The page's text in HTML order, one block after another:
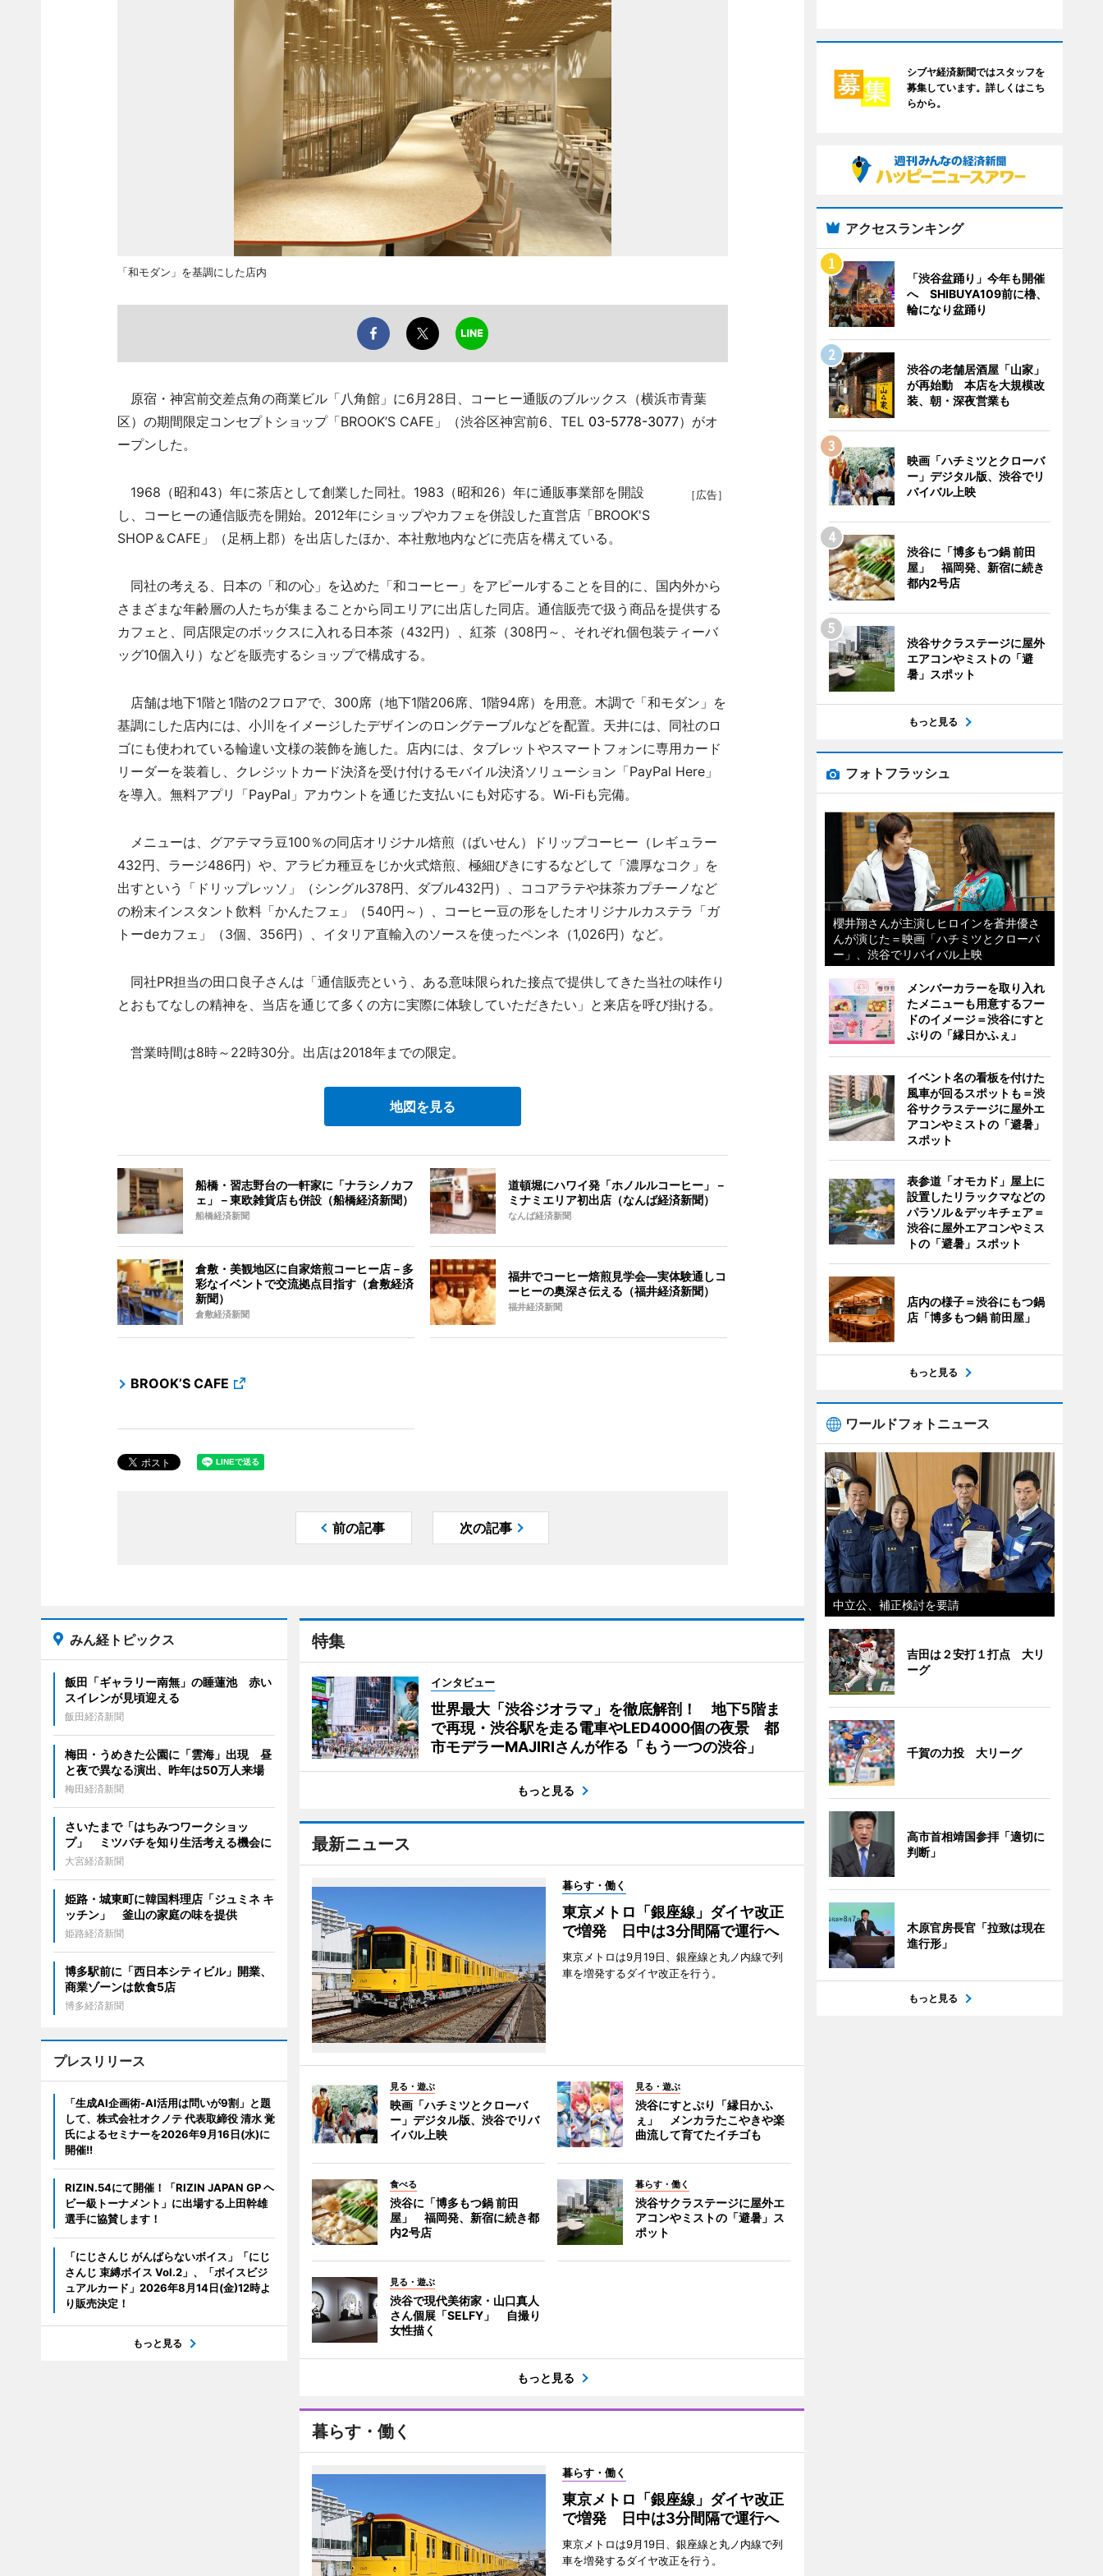
「和モダン」を基調にした店内
原宿・神宮前交差点角の商業ビル「八角館」に6月28日、コーヒー通販のブルックス（横浜市青葉
区）の期間限定コンセプトショップ「BROOK’S CAFE」（渋谷区神宮前6、TEL 03-5778-3077）がオ
ープンした。
［広告］
1968（昭和43）年に茶店として創業した同社。1983（昭和26）年に通販事業部を開設
し、コーヒーの通信販売を開始。2012年にショップやカフェを併設した直営店「BROOK'S
SHOP＆CAFE」（足柄上郡）を出店したほか、本社敷地内などに売店を構えている。
同社の考える、日本の「和の心」を込めた「和コーヒー」をアピールすることを目的に、国内外から
さまざまな年齢層の人たちが集まることから同エリアに出店した同店。通信販売で扱う商品を提供する
カフェと、同店限定のボックスに入れる日本茶（432円）、紅茶（308円～、それぞれ個包装ティーバ
ッグ10個入り）などを販売するショップで構成する。
店舗は地下1階と1階の2フロアで、300席（地下1階206席、1階94席）を用意。木調で「和モダン」を
基調にした店内には、小川をイメージしたデザインのロングテーブルなどを配置。天井には、同社のロ
ゴにも使われている輪違い文様の装飾を施した。店内には、タブレットやスマートフォンに専用カード
リーダーを装着し、クレジットカード決済を受け付けるモバイル決済ソリューション「PayPal Here」
を導入。無料アプリ「PayPal」アカウントを通じた支払いにも対応する。Wi-Fiも完備。
メニューは、グアテマラ豆100％の同店オリジナル焙煎（ばいせん）ドリップコーヒー（レギュラー
432円、ラージ486円）や、アラビカ種豆をじか火式焙煎、極細びきにするなどして「濃厚なコク」を
出すという「ドリップレッソ」（シングル378円、ダブル432円）、ココアラテや抹茶カプチーノなど
の粉末インスタント飲料「かんたフェ」（540円～）、コーヒー豆の形をしたオリジナルカステラ「ガ
トーdeカフェ」（3個、356円）、イタリア直輸入のソースを使ったペンネ（1,026円）など。
同社PR担当の田口良子さんは「通信販売という、ある意味限られた接点で提供してきた当社の味作り
とおもてなしの精神を、当店を通じて多くの方に実際に体験していただきたい」と来店を呼び掛ける。
営業時間は8時～22時30分。出店は2018年までの限定。
地図を見る
船橋・習志野台の一軒家に「ナラシノカフ
ェ」－東欧雑貨店も併設（船橋経済新聞）
船橋経済新聞
道頓堀にハワイ発「ホノルルコーヒー」－
ミナミエリア初出店（なんば経済新聞）
なんば経済新聞
倉敷・美観地区に自家焙煎コーヒー店－多
彩なイベントで交流拠点目指す（倉敷経済
新聞）
倉敷経済新聞
福井でコーヒー焙煎見学会―実体験通しコ
ーヒーの奥深さ伝える（福井経済新聞）
福井経済新聞
BROOK’S CAFE
前の記事 次の記事
特集
インタビュー
世界最大「渋谷ジオラマ」を徹底解剖！ 地下5階ま
で再現・渋谷駅を走る電車やLED4000個の夜景 都
市モデラーMAJIRIさんが作る「もう一つの渋谷」
もっと見る
最新ニュース
暮らす・働く
東京メトロ「銀座線」ダイヤ改正
で増発 日中は3分間隔で運行へ
東京メトロは9月19日、銀座線と丸ノ内線で列
車を増発するダイヤ改正を行う。
見る・遊ぶ
映画「ハチミツとクローバ
ー」デジタル版、渋谷でリバ
イバル上映
見る・遊ぶ
渋谷にすとぷり「縁日かふ
ぇ」 メンカラたこやきや楽
曲流して育てたイチゴも
食べる
渋谷に「博多もつ鍋 前田
屋」 福岡発、新宿に続き都
内2号店
暮らす・働く
渋谷サクラステージに屋外エ
アコンやミストの「避暑」ス
ポット
見る・遊ぶ
渋谷で現代美術家・山口真人
さん個展「SELFY」 自撮り
女性描く
もっと見る
暮らす・働く
暮らす・働く
東京メトロ「銀座線」ダイヤ改正
で増発 日中は3分間隔で運行へ
東京メトロは9月19日、銀座線と丸ノ内線で列
車を増発するダイヤ改正を行う。
みん経トピックス
飯田「ギャラリー南無」の睡蓮池 赤い
スイレンが見頃迎える
飯田経済新聞
梅田・うめきた公園に「雲海」出現 昼
と夜で異なる演出、昨年は50万人来場
梅田経済新聞
さいたまで「はちみつワークショッ
プ」 ミツバチを知り生活考える機会に
大宮経済新聞
姫路・城東町に韓国料理店「ジュミネ キ
ッチン」 釜山の家庭の味を提供
姫路経済新聞
博多駅前に「西日本シティビル」開業、
商業ゾーンは飲食5店
博多経済新聞
プレスリリース
「生成AI企画術-AI活用は問いが9割」と題
して、株式会社オクノテ 代表取締役 清水 覚
氏によるセミナーを2026年9月16日(水)に
開催!!
RIZIN.54にて開催！「RIZIN JAPAN GP ヘ
ビー級トーナメント」に出場する上田幹雄
選手に協賛します！
「にじさんじ がんばらないボイス」「にじ
さんじ 束縛ボイス Vol.2」、「ボイスビジ
ュアルカード」2026年8月14日(金)12時よ
り販売決定！
もっと見る
シブヤ経済新聞ではスタッフを
募集しています。詳しくはこち
らから。
アクセスランキング
「渋谷盆踊り」今年も開催
へ SHIBUYA109前に櫓、
輪になり盆踊り
渋谷の老舗居酒屋「山家」
が再始動 本店を大規模改
装、朝・深夜営業も
映画「ハチミツとクローバ
ー」デジタル版、渋谷でリ
バイバル上映
渋谷に「博多もつ鍋 前田
屋」 福岡発、新宿に続き
都内2号店
渋谷サクラステージに屋外
エアコンやミストの「避
暑」スポット
もっと見る
フォトフラッシュ
櫻井翔さんが主演しヒロインを蒼井優さ
んが演じた＝映画「ハチミツとクローバ
ー」、渋谷でリバイバル上映
メンバーカラーを取り入れ
たメニューも用意するフー
ドのイメージ＝渋谷にすと
ぷりの「縁日かふぇ」
イベント名の看板を付けた
風車が回るスポットも＝渋
谷サクラステージに屋外エ
アコンやミストの「避暑」
スポット
表参道「オモカド」屋上に
設置したリラックマなどの
パラソル＆デッキチェア＝
渋谷に屋外エアコンやミス
トの「避暑」スポット
店内の様子＝渋谷にもつ鍋
店「博多もつ鍋 前田屋」
もっと見る
ワールドフォトニュース
中立公、補正検討を要請
吉田は２安打１打点 大リ
ーグ
千賀の力投 大リーグ
高市首相靖国参拝「適切に
判断」
木原官房長官「拉致は現在
進行形」
もっと見る